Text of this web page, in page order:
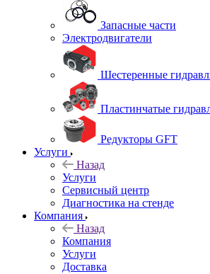
Запасные части
Электродвигатели
Шестеренные
Пластинчатые
Редукторы GFT
Услуги
Назад
Услуги
Сервисный центр
Диагностика на стенде
Компания
Назад
Компания
Услуги
Доставка